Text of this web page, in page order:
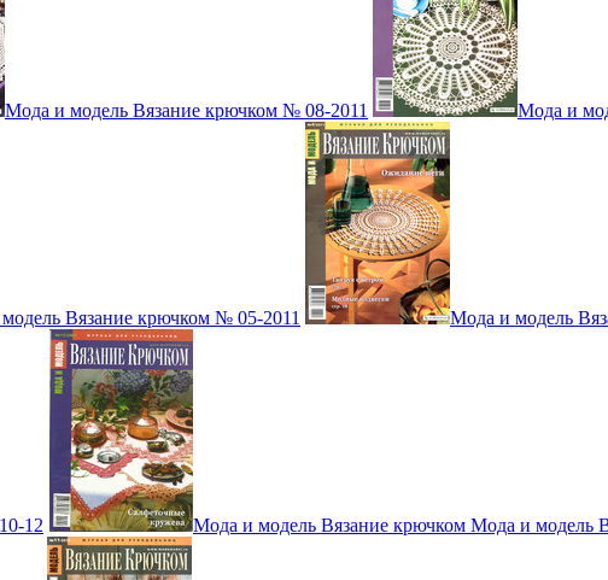
Мода и модель Вязание крючком № 08-2011 Мода и
Вязание крючком № 05-2011 Мода и модель
12 Мода и модель Вязание крючком Мода и модель